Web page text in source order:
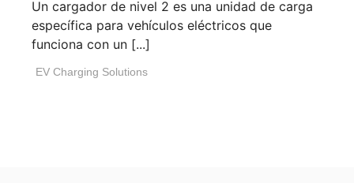
Un cargador de nivel 2 es una unidad de carga
específica para vehículos eléctricos que
funciona con un [...]
EV Charging Solutions